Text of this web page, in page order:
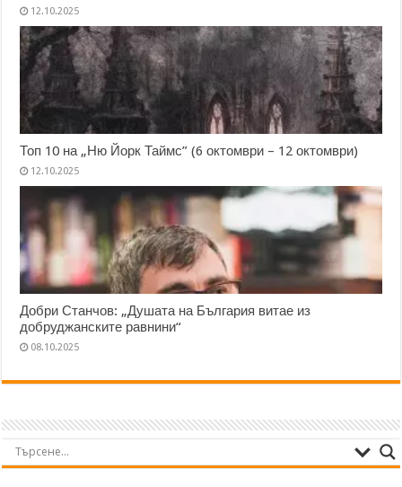
12.10.2025
Топ 10 на „Ню Йорк Таймс” (6 октомври – 12 октомври)
12.10.2025
Добри Станчов: „Душата на България витае из
добруджанските равнини“
08.10.2025